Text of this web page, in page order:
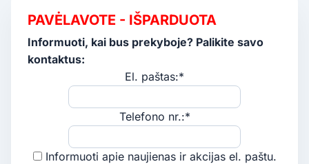
PAVĖLAVOTE - IŠPARDUOTA
Informuoti, kai bus prekyboje? Palikite savo
kontaktus:
El. paštas:*
Telefono nr.:*
Informuoti apie naujienas ir akcijas el. paštu.